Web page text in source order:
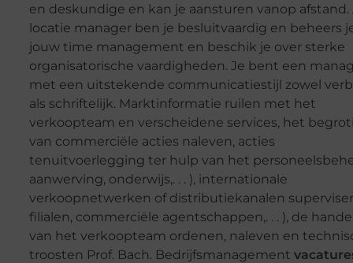
en deskundige en kan je aansturen vanop afstand.
locatie manager ben je besluitvaardig en beheers
jouw time management en beschik je over sterke
organisatorische vaardigheden. Je bent een
met een uitstekende communicatiestijl zowel
als schriftelijk. Marktinformatie ruilen met het
verkoopteam en verscheidene services, het
van commerciële acties naleven, acties
tenuitvoerlegging ter hulp van het
aanwerving, onderwijs,. . . ), internationale
verkoopnetwerken of distributiekanalen
filialen, commerciële agentschappen,. . . ), de
van het verkoopteam ordenen, naleven en
troosten Prof. Bach. Bedrijfsmanagement